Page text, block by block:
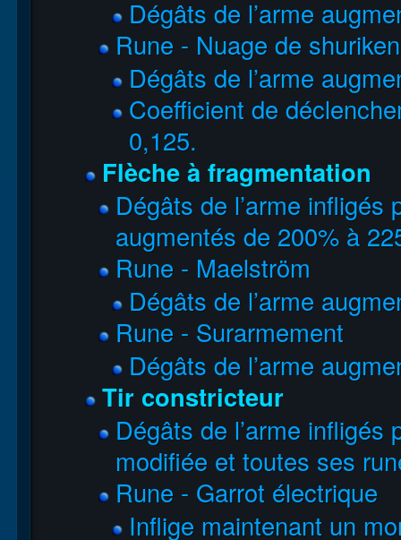
Dégâts de l’arme
Rune - Nuage de
Dégâts de l’arme
Coefficient de
0,125.
Flèche à fragmentation
Dégâts de l’arme infligés
augmentés de 200% à
Rune - Maelström
Dégâts de l’arme
Rune - Surarmement
Dégâts de l’arme
Tir constricteur
Dégâts de l’arme infligés
modifiée et toutes ses
Rune - Garrot électrique
Inflige maintenant un